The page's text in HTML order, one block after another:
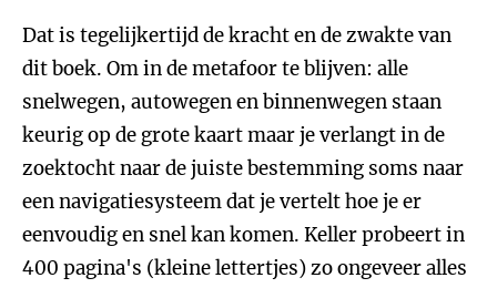
Dat is tegelijkertijd de kracht en de zwakte van
dit boek. Om in de metafoor te blijven: alle
snelwegen, autowegen en binnenwegen staan
keurig op de grote kaart maar je verlangt in de
zoektocht naar de juiste bestemming soms naar
een navigatiesysteem dat je vertelt hoe je er
eenvoudig en snel kan komen. Keller probeert in
400 pagina's (kleine lettertjes) zo ongeveer alles